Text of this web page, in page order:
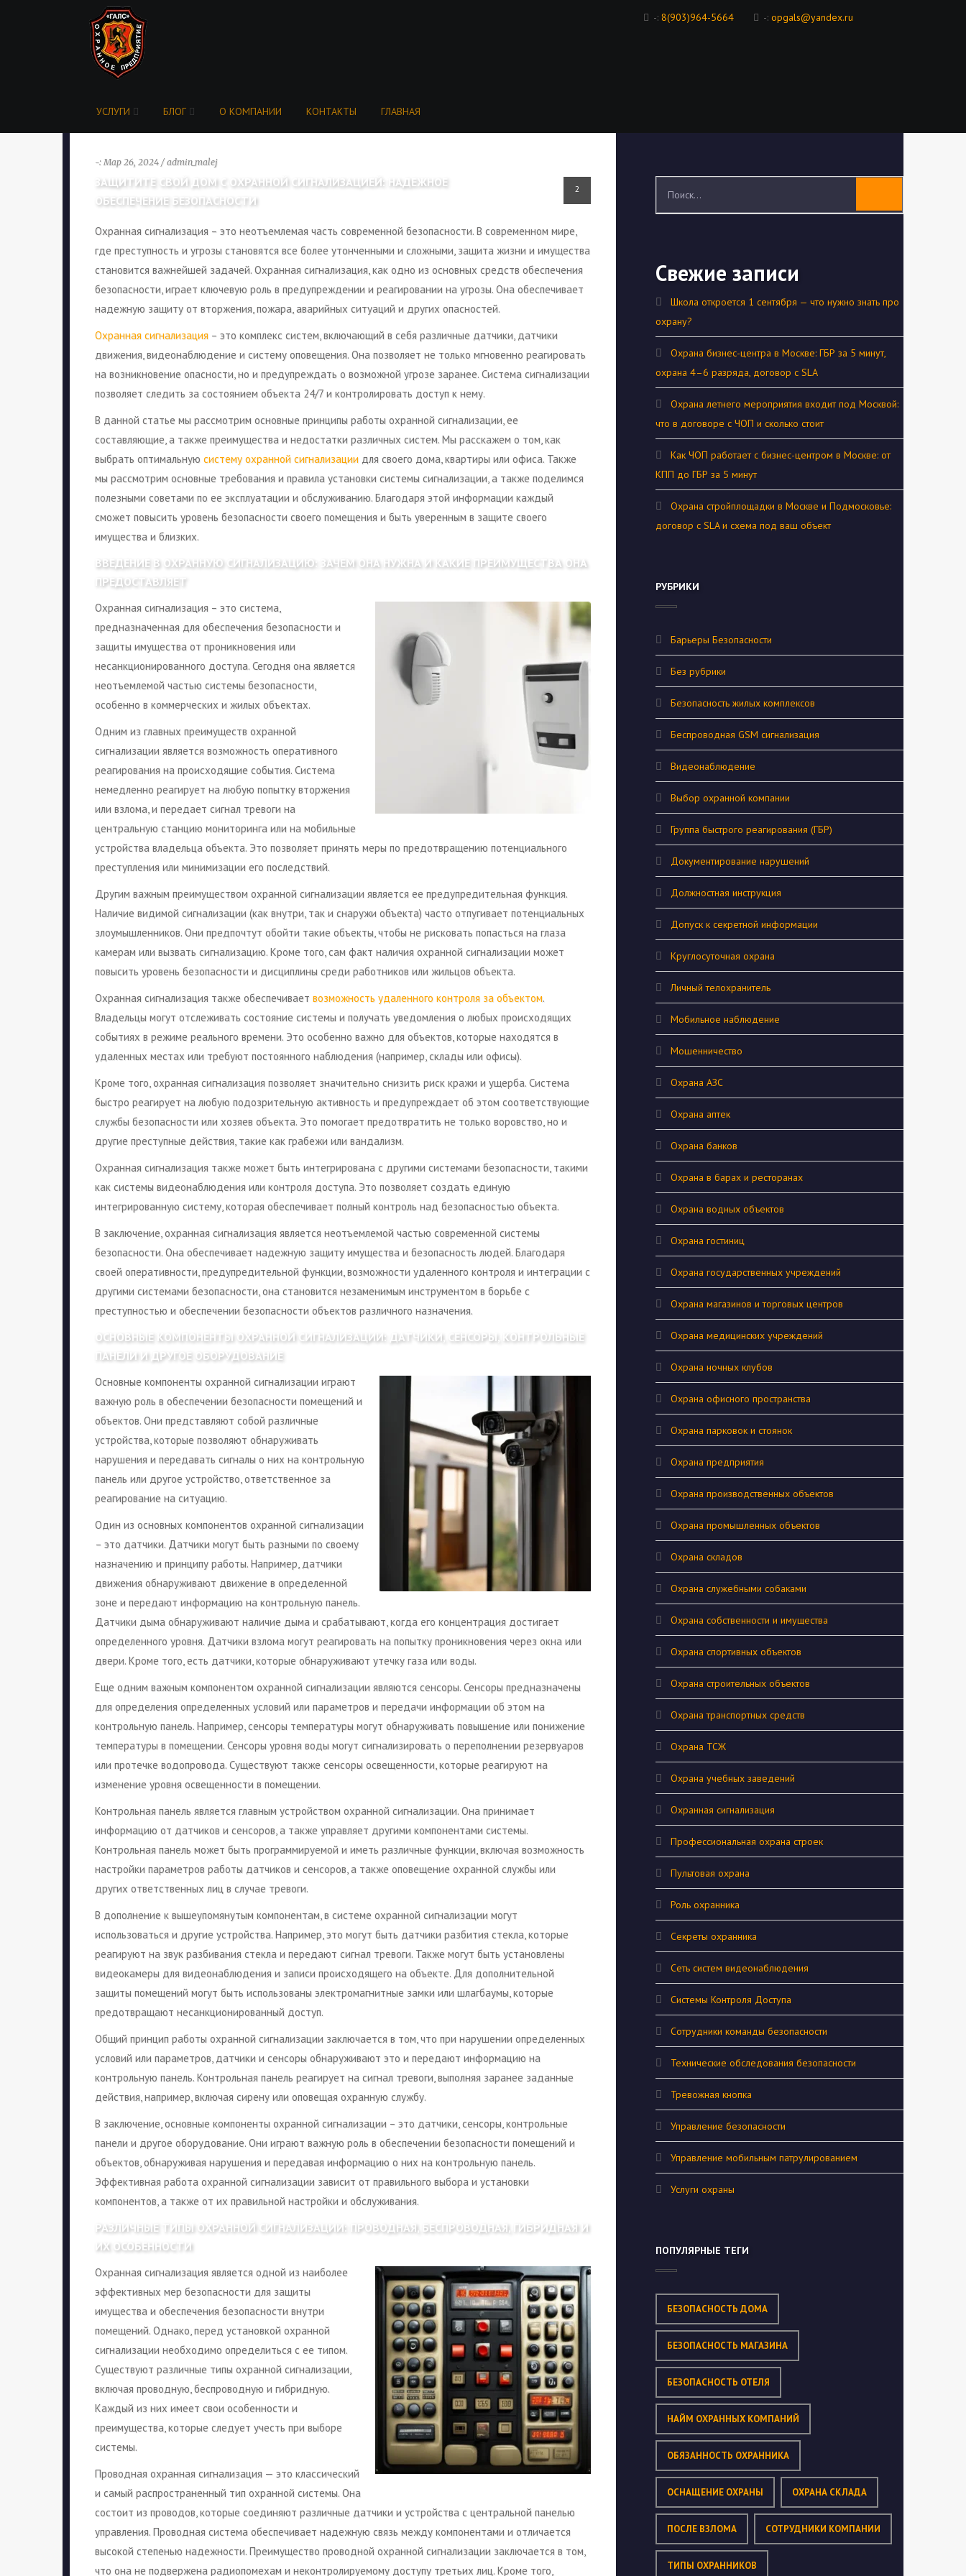
-: 8(903)964-5664 -: opgals@yandex.ru
УСЛУГИ БЛОГ О КОМПАНИИ КОНТАКТЫ ГЛАВНАЯ
-: Мар 26, 2024 / admin_malej
ЗАЩИТИТЕ СВОЙ ДОМ С ОХРАННОЙ СИГНАЛИЗАЦИЕЙ: НАДЕЖНОЕ
ОБЕСПЕЧЕНИЕ БЕЗОПАСНОСТИ
2
Охранная сигнализация – это неотъемлемая часть современной безопасности. В современном мире,
где преступность и угрозы становятся все более утонченными и сложными, защита жизни и имущества
становится важнейшей задачей. Охранная сигнализация, как одно из основных средств обеспечения
безопасности, играет ключевую роль в предупреждении и реагировании на угрозы. Она обеспечивает
надежную защиту от вторжения, пожара, аварийных ситуаций и других опасностей.
Охранная сигнализация – это комплекс систем, включающий в себя различные датчики, датчики
движения, видеонаблюдение и систему оповещения. Она позволяет не только мгновенно реагировать
на возникновение опасности, но и предупреждать о возможной угрозе заранее. Система сигнализации
позволяет следить за состоянием объекта 24/7 и контролировать доступ к нему.
В данной статье мы рассмотрим основные принципы работы охранной сигнализации, ее
составляющие, а также преимущества и недостатки различных систем. Мы расскажем о том, как
выбрать оптимальную систему охранной сигнализации для своего дома, квартиры или офиса. Также
мы рассмотрим основные требования и правила установки системы сигнализации, а также поделимся
полезными советами по ее эксплуатации и обслуживанию. Благодаря этой информации каждый
сможет повысить уровень безопасности своего помещения и быть уверенным в защите своего
имущества и близких.
ВВЕДЕНИЕ В ОХРАННУЮ СИГНАЛИЗАЦИЮ: ЗАЧЕМ ОНА НУЖНА И КАКИЕ ПРЕИМУЩЕСТВА ОНА
ПРЕДОСТАВЛЯЕТ
Охранная сигнализация – это система,
предназначенная для обеспечения безопасности и
защиты имущества от проникновения или
несанкционированного доступа. Сегодня она является
неотъемлемой частью системы безопасности,
особенно в коммерческих и жилых объектах.
Одним из главных преимуществ охранной
сигнализации является возможность оперативного
реагирования на происходящие события. Система
немедленно реагирует на любую попытку вторжения
или взлома, и передает сигнал тревоги на
центральную станцию мониторинга или на мобильные
устройства владельца объекта. Это позволяет принять меры по предотвращению потенциального
преступления или минимизации его последствий.
Другим важным преимуществом охранной сигнализации является ее предупредительная функция.
Наличие видимой сигнализации (как внутри, так и снаружи объекта) часто отпугивает потенциальных
злоумышленников. Они предпочтут обойти такие объекты, чтобы не рисковать попасться на глаза
камерам или вызвать сигнализацию. Кроме того, сам факт наличия охранной сигнализации может
повысить уровень безопасности и дисциплины среди работников или жильцов объекта.
Охранная сигнализация также обеспечивает возможность удаленного контроля за объектом.
Владельцы могут отслеживать состояние системы и получать уведомления о любых происходящих
событиях в режиме реального времени. Это особенно важно для объектов, которые находятся в
удаленных местах или требуют постоянного наблюдения (например, склады или офисы).
Кроме того, охранная сигнализация позволяет значительно снизить риск кражи и ущерба. Система
быстро реагирует на любую подозрительную активность и предупреждает об этом соответствующие
службы безопасности или хозяев объекта. Это помогает предотвратить не только воровство, но и
другие преступные действия, такие как грабежи или вандализм.
Охранная сигнализация также может быть интегрирована с другими системами безопасности, такими
как системы видеонаблюдения или контроля доступа. Это позволяет создать единую
интегрированную систему, которая обеспечивает полный контроль над безопасностью объекта.
В заключение, охранная сигнализация является неотъемлемой частью современной системы
безопасности. Она обеспечивает надежную защиту имущества и безопасность людей. Благодаря
своей оперативности, предупредительной функции, возможности удаленного контроля и интеграции с
другими системами безопасности, она становится незаменимым инструментом в борьбе с
преступностью и обеспечении безопасности объектов различного назначения.
ОСНОВНЫЕ КОМПОНЕНТЫ ОХРАННОЙ СИГНАЛИЗАЦИИ: ДАТЧИКИ, СЕНСОРЫ, КОНТРОЛЬНЫЕ
ПАНЕЛИ И ДРУГОЕ ОБОРУДОВАНИЕ
Основные компоненты охранной сигнализации играют
важную роль в обеспечении безопасности помещений и
объектов. Они представляют собой различные
устройства, которые позволяют обнаруживать
нарушения и передавать сигналы о них на контрольную
панель или другое устройство, ответственное за
реагирование на ситуацию.
Один из основных компонентов охранной сигнализации
– это датчики. Датчики могут быть разными по своему
назначению и принципу работы. Например, датчики
движения обнаруживают движение в определенной
зоне и передают информацию на контрольную панель.
Датчики дыма обнаруживают наличие дыма и срабатывают, когда его концентрация достигает
определенного уровня. Датчики взлома могут реагировать на попытку проникновения через окна или
двери. Кроме того, есть датчики, которые обнаруживают утечку газа или воды.
Еще одним важным компонентом охранной сигнализации являются сенсоры. Сенсоры предназначены
для определения определенных условий или параметров и передачи информации об этом на
контрольную панель. Например, сенсоры температуры могут обнаруживать повышение или понижение
температуры в помещении. Сенсоры уровня воды могут сигнализировать о переполнении резервуаров
или протечке водопровода. Существуют также сенсоры освещенности, которые реагируют на
изменение уровня освещенности в помещении.
Контрольная панель является главным устройством охранной сигнализации. Она принимает
информацию от датчиков и сенсоров, а также управляет другими компонентами системы.
Контрольная панель может быть программируемой и иметь различные функции, включая возможность
настройки параметров работы датчиков и сенсоров, а также оповещение охранной службы или
других ответственных лиц в случае тревоги.
В дополнение к вышеупомянутым компонентам, в системе охранной сигнализации могут
использоваться и другие устройства. Например, это могут быть датчики разбития стекла, которые
реагируют на звук разбивания стекла и передают сигнал тревоги. Также могут быть установлены
видеокамеры для видеонаблюдения и записи происходящего на объекте. Для дополнительной
защиты помещений могут быть использованы электромагнитные замки или шлагбаумы, которые
предотвращают несанкционированный доступ.
Общий принцип работы охранной сигнализации заключается в том, что при нарушении определенных
условий или параметров, датчики и сенсоры обнаруживают это и передают информацию на
контрольную панель. Контрольная панель реагирует на сигнал тревоги, выполняя заранее заданные
действия, например, включая сирену или оповещая охранную службу.
В заключение, основные компоненты охранной сигнализации – это датчики, сенсоры, контрольные
панели и другое оборудование. Они играют важную роль в обеспечении безопасности помещений и
объектов, обнаруживая нарушения и передавая информацию о них на контрольную панель.
Эффективная работа охранной сигнализации зависит от правильного выбора и установки
компонентов, а также от их правильной настройки и обслуживания.
РАЗЛИЧНЫЕ ТИПЫ ОХРАННОЙ СИГНАЛИЗАЦИИ: ПРОВОДНАЯ, БЕСПРОВОДНАЯ, ГИБРИДНАЯ И
ИХ ОСОБЕННОСТИ
Охранная сигнализация является одной из наиболее
эффективных мер безопасности для защиты
имущества и обеспечения безопасности внутри
помещений. Однако, перед установкой охранной
сигнализации необходимо определиться с ее типом.
Существуют различные типы охранной сигнализации,
включая проводную, беспроводную и гибридную.
Каждый из них имеет свои особенности и
преимущества, которые следует учесть при выборе
системы.
Проводная охранная сигнализация — это классический
и самый распространенный тип охранной системы. Она
состоит из проводов, которые соединяют различные датчики и устройства с центральной панелью
управления. Проводная система обеспечивает надежную связь между компонентами и отличается
высокой степенью надежности. Преимущество проводной охранной сигнализации заключается в том,
что она не подвержена радиопомехам и неконтролируемому доступу третьих лиц. Кроме того,
Свежие записи
Школа откроется 1 сентября — что нужно знать про
охрану?
Охрана бизнес-центра в Москве: ГБР за 5 минут,
охрана 4–6 разряда, договор с SLA
Охрана летнего мероприятия входит под Москвой:
что в договоре с ЧОП и сколько стоит
Как ЧОП работает с бизнес-центром в Москве: от
КПП до ГБР за 5 минут
Охрана стройплощадки в Москве и Подмосковье:
договор с SLA и схема под ваш объект
РУБРИКИ
Барьеры Безопасности
Без рубрики
Безопасность жилых комплексов
Беспроводная GSM сигнализация
Видеонаблюдение
Выбор охранной компании
Группа быстрого реагирования (ГБР)
Документирование нарушений
Должностная инструкция
Допуск к секретной информации
Круглосуточная охрана
Личный телохранитель
Мобильное наблюдение
Мошенничество
Охрана АЗС
Охрана аптек
Охрана банков
Охрана в барах и ресторанах
Охрана водных объектов
Охрана гостиниц
Охрана государственных учреждений
Охрана магазинов и торговых центров
Охрана медицинских учреждений
Охрана ночных клубов
Охрана офисного пространства
Охрана парковок и стоянок
Охрана предприятия
Охрана производственных объектов
Охрана промышленных объектов
Охрана складов
Охрана служебными собаками
Охрана собственности и имущества
Охрана спортивных объектов
Охрана строительных объектов
Охрана транспортных средств
Охрана ТСЖ
Охрана учебных заведений
Охранная сигнализация
Профессиональная охрана строек
Пультовая охрана
Роль охранника
Секреты охранника
Сеть систем видеонаблюдения
Системы Контроля Доступа
Сотрудники команды безопасности
Технические обследования безопасности
Тревожная кнопка
Управление безопасности
Управление мобильным патрулированием
Услуги охраны
ПОПУЛЯРНЫЕ ТЕГИ
БЕЗОПАСНОСТЬ ДОМА
БЕЗОПАСНОСТЬ МАГАЗИНА
БЕЗОПАСНОСТЬ ОТЕЛЯ
НАЙМ ОХРАННЫХ КОМПАНИЙ
ОБЯЗАННОСТЬ ОХРАННИКА
ОСНАЩЕНИЕ ОХРАНЫ ОХРАНА СКЛАДА
ПОСЛЕ ВЗЛОМА СОТРУДНИКИ КОМПАНИИ
ТИПЫ ОХРАННИКОВ